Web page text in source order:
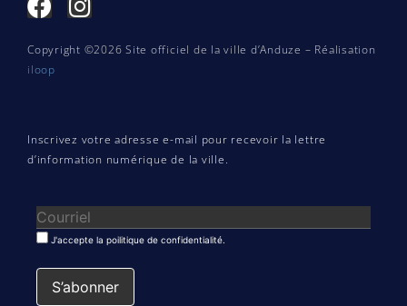
Copyright ©2026 Site officiel de la ville d’Anduze – Réalisation
iloop
Inscrivez votre adresse e-mail pour recevoir la lettre
d’information numérique de la ville.
J'accepte la poilitique de confidentialité.